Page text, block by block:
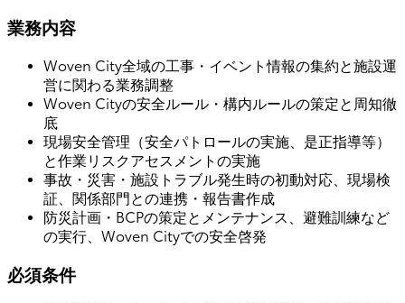
業務内容
Woven City全域の工事・イベント情報の集約と施設運
営に関わる業務調整
Woven Cityの安全ルール・構内ルールの策定と周知徹
底
現場安全管理（安全パトロールの実施、是正指導等）
と作業リスクアセスメントの実施
事故・災害・施設トラブル発生時の初動対応、現場検
証、関係部門との連携・報告書作成
防災計画・BCPの策定とメンテナンス、避難訓練など
の実行、Woven Cityでの安全啓発
必須条件